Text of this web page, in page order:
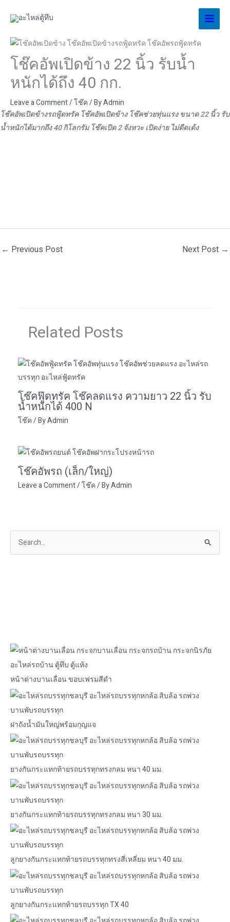
โช๊คอัพเปิดข้าง 22 นิ้ว รับน้ำ
หนักได้ถึง 40 กก.
Leave a Comment/โช๊ค/ ByAdmin
โช๊คอัพเปิดข้างรถฟู้ดทรัค โช๊คอัพเปิดข้าง โช๊คช่วยทุ่นแรง ขนาด 22 นิ้ว รับ
น้ำหนักได้มากถึง 40 กิโลกรัม โช๊คเปิด 2 จังหวะ เปิดง่าย ไม่ดีดเด้ง
← Previous Post Next Post →
Related Posts
โช๊คฟู๊ดทรัค โช๊คลดแรง ความยาว 22 นิ้ว รับ
น้ำหนักได้ 400 N
โช๊ค/ ByAdmin
โช๊คอัพรถ (เล็ก/ใหญ่)
Leave a Comment/โช๊ค/ ByAdmin
e
o
หน้าต่างบานเลื่อน ขอบเฟรมสีดำ
ฝาถังน้ำมันใหญ่พร้อมกุญแจ
ยางกันกระแทกท้ายรถบรรทุกทรงกลม หนา 40 มม.
ยางกันกระแทกท้ายรถบรรทุกทรงกลม หนา 30 มม.
ลูกยางกันกระแทกท้ายรถบรรทุกทรงสี่เหลี่ยม หนา 40 มม.
ลูกยางกันกระแทกท้ายรถบรรทุก TX 40